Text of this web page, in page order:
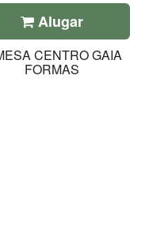
Alugar